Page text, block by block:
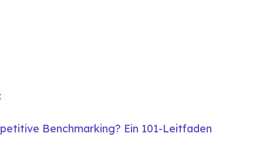
Benchmarking? Ein 101-Leitfaden